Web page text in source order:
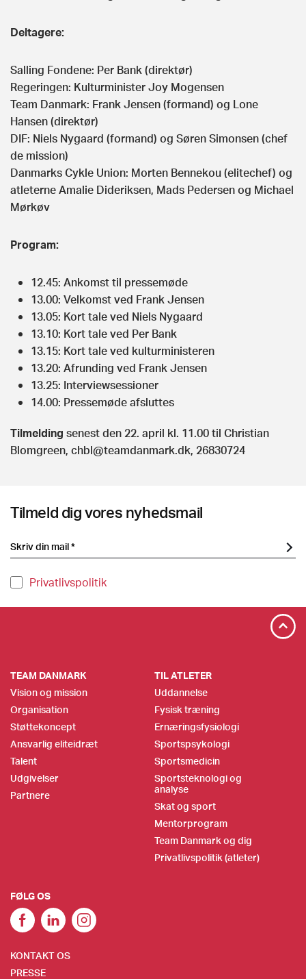
Deltagere:
Salling Fondene: Per Bank (direktør)
Regeringen: Kulturminister Joy Mogensen
Team Danmark: Frank Jensen (formand) og Lone
Hansen (direktør)
DIF: Niels Nygaard (formand) og Søren Simonsen (chef
de mission)
Danmarks Cykle Union: Morten Bennekou (elitechef) og
atleterne Amalie Dideriksen, Mads Pedersen og Michael
Mørkøv
Program:
12.45: Ankomst til pressemøde
13.00: Velkomst ved Frank Jensen
13.05: Kort tale ved Niels Nygaard
13.10: Kort tale ved Per Bank
13.15: Kort tale ved kulturministeren
13.20: Afrunding ved Frank Jensen
13.25: Interviewsessioner
14.00: Pressemøde afsluttes
Tilmelding senest den 22. april kl. 11.00 til Christian
Blomgreen, chbl@teamdanmark.dk, 26830724
Tilmeld dig vores nyhedsmail
Privatlivspolitik
TEAM DANMARK
Vision og mission
Organisation
Støttekoncept
Ansvarlig eliteidræt
Talent
Udgivelser
Partnere
TIL ATLETER
Uddannelse
Fysisk træning
Ernæringsfysiologi
Sportspsykologi
Sportsmedicin
Sportsteknologi og
analyse
Skat og sport
Mentorprogram
Team Danmark og dig
Privatlivspolitik (atleter)
FØLG OS
KONTAKT OS
PRESSE